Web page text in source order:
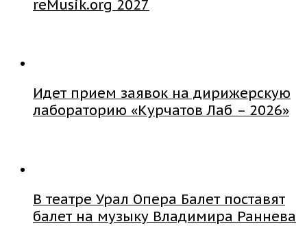
reMusik.org 2027
Идет прием заявок на дирижерскую
лабораторию «Курчатов Лаб – 2026»
В театре Урал Опера Балет поставят
балет на музыку Владимира Раннева